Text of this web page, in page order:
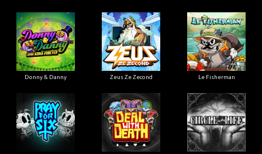
Donny & Danny Zeus Ze Zecond Le Fisherman